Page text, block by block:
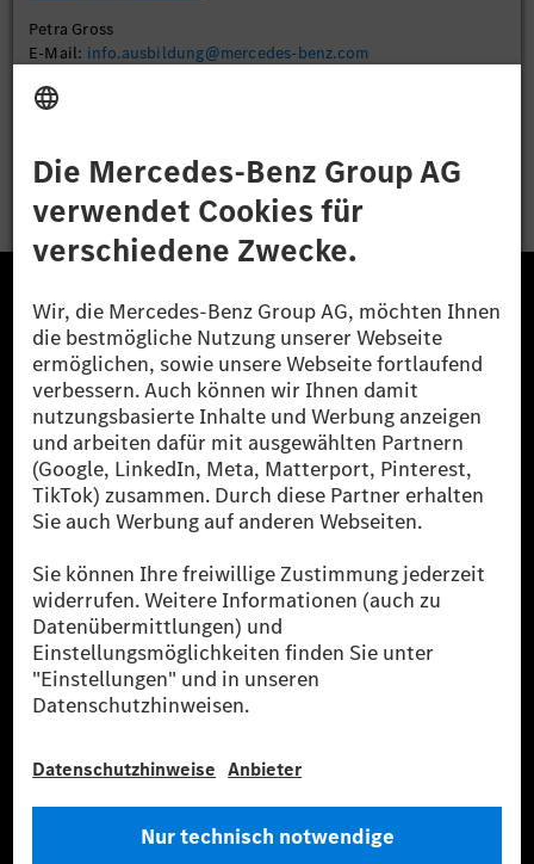
Petra Gross
E-Mail: info.ausbildung@mercedes-benz.com
Bewerben
Die Mercedes-Benz Group.
Die Mercedes-Benz Group AG (ehemals Daimler AG)
ist eines der erfolgreichsten Automobilunternehmen
der Welt. Mit der Mercedes-Benz AG gehören wir zu
den größten Anbietern von Premium- und Luxus-Pkw
und Vans. Die Mercedes-Benz Mobility AG bietet
Finanzierung, Leasing, Fahrzeugabos und –miete,
Flottenmanagement, digitale Services rund um Laden
und Bezahlen, die Vermittlung von Versicherungen
sowie innovative Mobilitätsdienstleistungen an.
Mehr erfahren
Technische Support-Hotline Kontakt Standorte